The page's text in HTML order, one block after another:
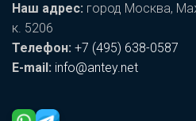
Наш адрес: город Москва,
к. 5206
Телефон: +7 (495) 638-0587
E-mail: info@antey.net